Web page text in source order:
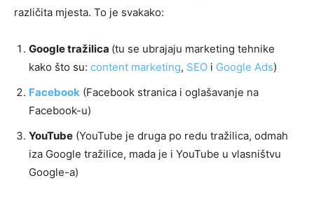
različita mjesta. To je svakako:
Google tražilica (tu se ubrajaju marketing tehnike
kako što su: content marketing, SEO i Google Ads)
Facebook (Facebook stranica i oglašavanje na
Facebook-u)
YouTube (YouTube je druga po redu tražilica, odmah
iza Google tražilice, mada je i YouTube u vlasništvu
Google-a)